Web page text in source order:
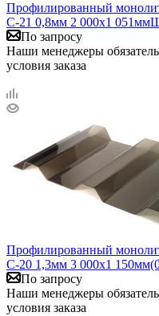
Профилированный
С-21 0,8мм 2 000х1
По запросу
Наши менеджеры
условия заказа
Профилированный
С-20 1,3мм 3 000х1
По запросу
Наши менеджеры
условия заказа